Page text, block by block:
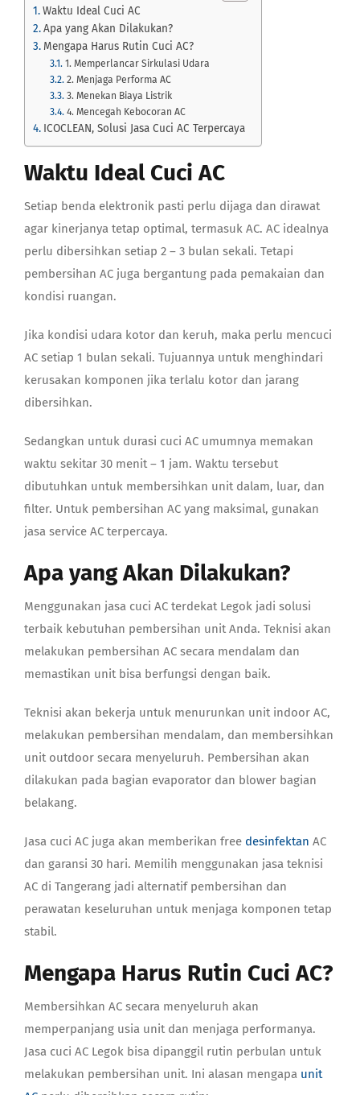
Waktu Ideal Cuci AC
Apa yang Akan Dilakukan?
Mengapa Harus Rutin Cuci AC?
1. Memperlancar Sirkulasi Udara
2. Menjaga Performa AC
3. Menekan Biaya Listrik
4. Mencegah Kebocoran AC
ICOCLEAN, Solusi Jasa Cuci AC Terpercaya
Waktu Ideal Cuci AC
Setiap benda elektronik pasti perlu dijaga dan dirawat
agar kinerjanya tetap optimal, termasuk AC. AC idealnya
perlu dibersihkan setiap 2 – 3 bulan sekali. Tetapi
pembersihan AC juga bergantung pada pemakaian dan
kondisi ruangan.
Jika kondisi udara kotor dan keruh, maka perlu mencuci
AC setiap 1 bulan sekali. Tujuannya untuk menghindari
kerusakan komponen jika terlalu kotor dan jarang
dibersihkan.
Sedangkan untuk durasi cuci AC umumnya memakan
waktu sekitar 30 menit – 1 jam. Waktu tersebut
dibutuhkan untuk membersihkan unit dalam, luar, dan
filter. Untuk pembersihan AC yang maksimal, gunakan
jasa service AC terpercaya.
Apa yang Akan Dilakukan?
Menggunakan jasa cuci AC terdekatLegok jadi solusi
terbaik kebutuhan pembersihan unit Anda. Teknisi akan
melakukan pembersihan AC secara mendalam dan
memastikan unit bisa berfungsi dengan baik.
Teknisi akan bekerja untuk menurunkan unit indoor AC,
melakukan pembersihan mendalam, dan membersihkan
unit outdoor secara menyeluruh. Pembersihan akan
dilakukan pada bagian evaporator dan blower bagian
belakang.
Jasa cuci AC juga akan memberikan free desinfektan AC
dan garansi 30 hari. Memilih menggunakan jasa teknisi
AC di Tangerang jadi alternatif pembersihan dan
perawatan keseluruhan untuk menjaga komponen tetap
stabil.
Mengapa Harus Rutin Cuci AC?
Membersihkan AC secara menyeluruh akan
memperpanjang usia unit dan menjaga performanya.
Jasa cuci AC Legok bisa dipanggil rutin perbulan untuk
melakukan pembersihan unit. Ini alasan mengapa unit